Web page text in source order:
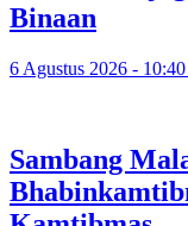
Binaan
6 Agustus 2026 -
Sambang